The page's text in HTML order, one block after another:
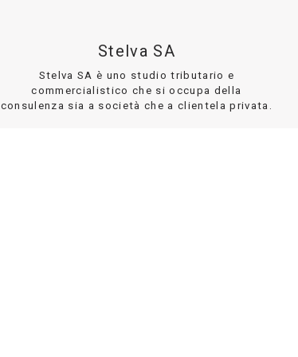
Stelva SA
Stelva SA è uno studio tributario e
commercialistico che si occupa della
consulenza sia a società che a clientela privata.